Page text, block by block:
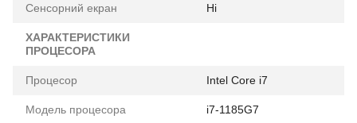
Сенсорний екран Ні
ХАРАКТЕРИСТИКИ
ПРОЦЕСОРА
Процесор Intel Core i7
Модель процесора i7-1185G7